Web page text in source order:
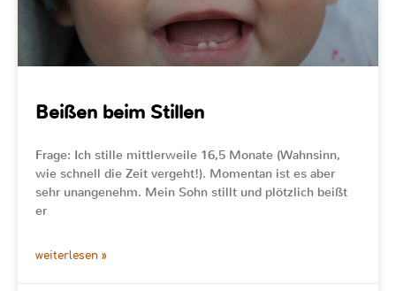
Beißen beim Stillen
Frage: Ich stille mittlerweile 16,5 Monate (Wahnsinn,
wie schnell die Zeit vergeht!). Momentan ist es aber
sehr unangenehm. Mein Sohn stillt und plötzlich beißt
er
weiterlesen »